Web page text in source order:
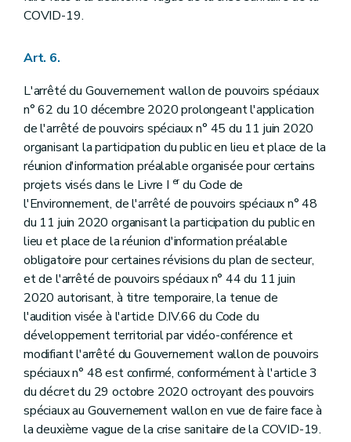
COVID-19.
Art. 6.
L'arrêté du Gouvernement wallon de pouvoirs spéciaux
n° 62 du 10 décembre 2020 prolongeant l'application
de l'arrêté de pouvoirs spéciaux n° 45 du 11 juin 2020
organisant la participation du public en lieu et place de la
réunion d'information préalable organisée pour certains
projets visés dans le Livre I erdu Code de
l'Environnement, de l'arrêté de pouvoirs spéciaux n° 48
du 11 juin 2020 organisant la participation du public en
lieu et place de la réunion d'information préalable
obligatoire pour certaines révisions du plan de secteur,
et de l'arrêté de pouvoirs spéciaux n° 44 du 11 juin
2020 autorisant, à titre temporaire, la tenue de
l'audition visée à l'article D.IV.66 du Code du
développement territorial par vidéo-conférence et
modifiant l'arrêté du Gouvernement wallon de pouvoirs
spéciaux n° 48 est confirmé, conformément à l'article 3
du décret du 29 octobre 2020 octroyant des pouvoirs
spéciaux au Gouvernement wallon en vue de faire face à
la deuxième vague de la crise sanitaire de la COVID-19.